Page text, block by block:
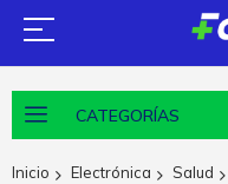
CATEGORÍAS
Inicio Electrónica Salud